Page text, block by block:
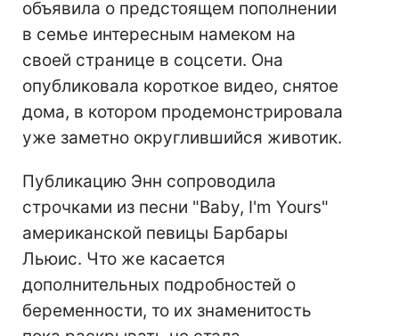
объявила о предстоящем пополнении
в семье интересным намеком на
своей странице в соцсети. Она
опубликовала короткое видео, снятое
дома, в котором продемонстрировала
уже заметно округлившийся животик.
Публикацию Энн сопроводила
строчками из песни "Baby, I'm Yours"
американской певицы Барбары
Льюис. Что же касается
дополнительных подробностей о
беременности, то их знаменитость